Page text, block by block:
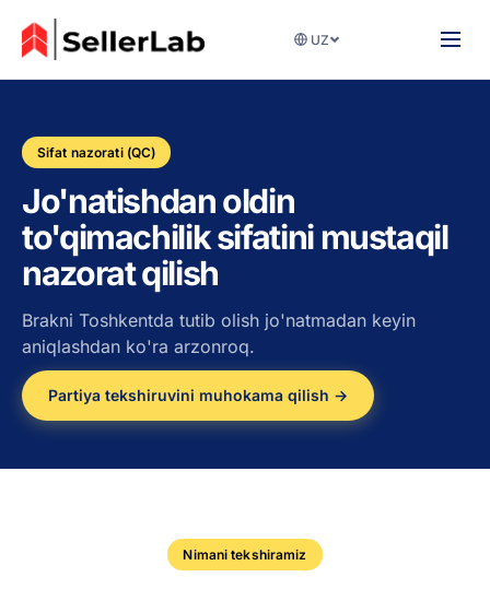
UZ
Sifat nazorati (QC)
Jo'natishdan oldin
to'qimachilik sifatini mustaqil
nazorat qilish
Brakni Toshkentda tutib olish jo'natmadan keyin
aniqlashdan ko'ra arzonroq.
Partiya tekshiruvini muhokama qilish →
Nimani tekshiramiz